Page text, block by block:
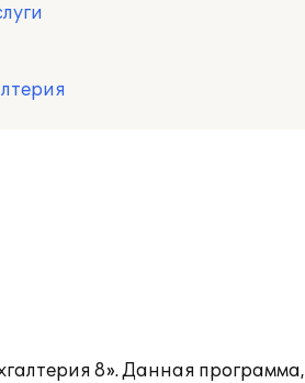
8». Данная программа,